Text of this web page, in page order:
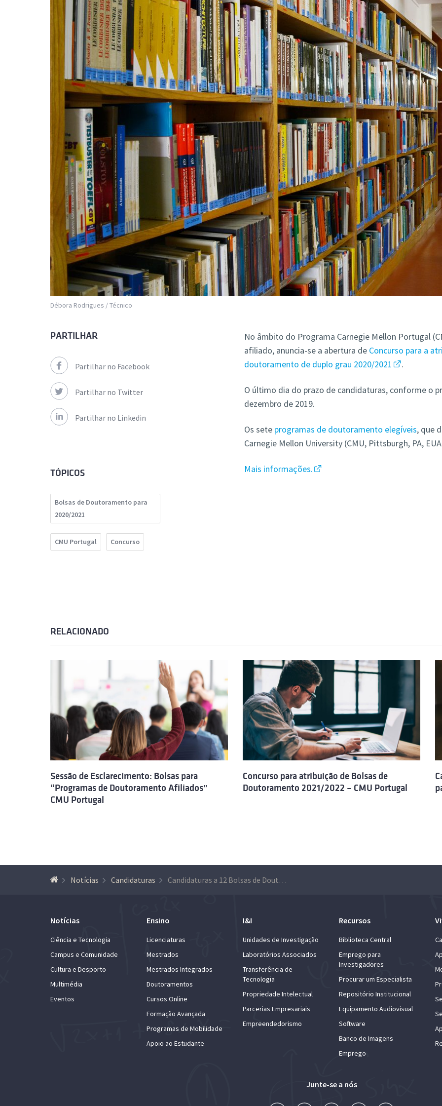
Formação Avançada
Débora Rodrigues / Técnico
No âmbito do Programa Carnegie Mellon Portugal
afiliado, anuncia-se a abertura de Concurso para a
doutoramento de duplo grau 2020/2021
.
O último dia do prazo de candidaturas, conforme o
dezembro de 2019.
Os sete programas de doutoramento elegíveis, que
Carnegie Mellon University (CMU, Pittsburgh, PA,
Mais informações.
PARTILHAR
Partilhar no Facebook
Partilhar no Twitter
Partilhar no Linkedin
TÓPICOS
Bolsas de Doutoramento para
2020/2021
CMU Portugal Concurso
RELACIONADO
Sessão de Esclarecimento: Bolsas para
“Programas de Doutoramento Afiliados”
CMU Portugal
Concurso para atribuição de Bolsas de
Doutoramento 2021/2022 – CMU Portugal
Notícias Candidaturas Candidaturas a 12 Bolsas de Doutoramento para 2020/2021 – CMU Portugal
Notícias
Ciência e Tecnologia
Campus e Comunidade
Cultura e Desporto
Multimédia
Eventos
Ensino
Licenciaturas
Mestrados
Mestrados Integrados
Doutoramentos
Cursos Online
Formação Avançada
Programas de Mobilidade
Apoio ao Estudante
I&I
Unidades de Investigação
Laboratórios Associados
Transferência de
Tecnologia
Propriedade Intelectual
Parcerias Empresariais
Empreendedorismo
Recursos
Biblioteca Central
Emprego para
Investigadores
Procurar um Especialista
Repositório Institucional
Equipamento Audiovisual
Software
Banco de Imagens
Emprego
Junte-se a nós